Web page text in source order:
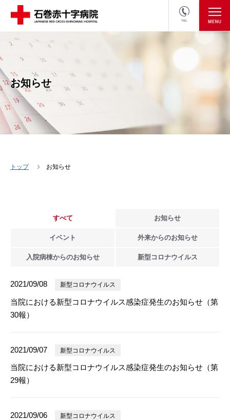
TEL
医療関係者の方
お知らせ
トップ お知らせ
すべて お知らせ
イベント 外来からのお知らせ
入院病棟からのお知らせ 新型 コロナウイルス
2021/09/08 新型コロナウイルス
当院における新型コロナウイルス感染症発生のお知らせ（第
30報）
2021/09/07 新型コロナウイルス
当院における新型コロナウイルス感染症発生のお知らせ（第
29報）
2021/09/06 新型コロナウイルス